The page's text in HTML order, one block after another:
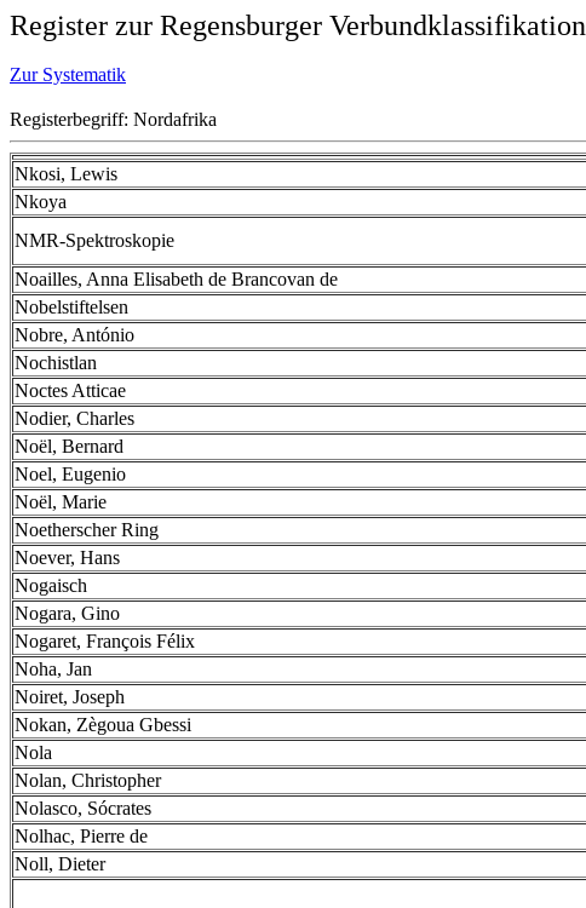
Register zur Regensburger Verbundklassifikation
Zur Systematik
Registerbegriff: Nordafrika
Nkosi, Lewis
Nkoya
NMR-Spektroskopie
Noailles, Anna Elisabeth de Brancovan de
Nobelstiftelsen
Nobre, António
Nochistlan
Noctes Atticae
Nodier, Charles
Noël, Bernard
Noel, Eugenio
Noël, Marie
Noetherscher Ring
Noever, Hans
Nogaisch
Nogara, Gino
Nogaret, François Félix
Noha, Jan
Noiret, Joseph
Nokan, Zègoua Gbessi
Nola
Nolan, Christopher
Nolasco, Sócrates
Nolhac, Pierre de
Noll, Dieter